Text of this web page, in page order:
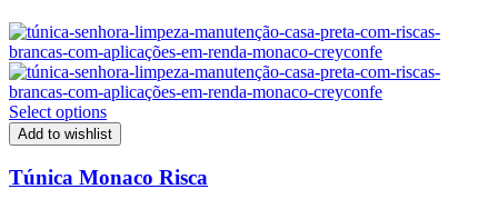
Select options
Add to wishlist
Túnica Monaco Risca